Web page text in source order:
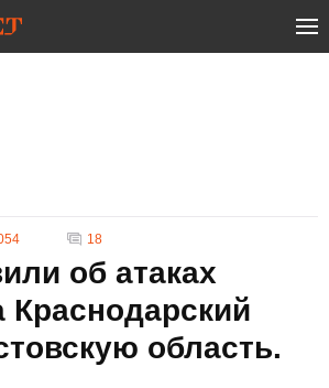
18
об атаках
Краснодарский
область.